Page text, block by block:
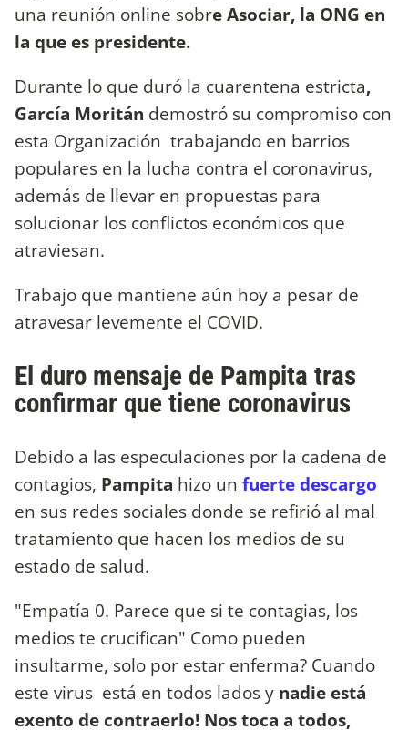
una reunión online sobre Asociar, la ONG en
la que es presidente.
Durante lo que duró la cuarentena estricta,
García Moritán demostró su compromiso con
esta Organización trabajando en barrios
populares en la lucha contra el coronavirus,
además de llevar en propuestas para
solucionar los conflictos económicos que
atraviesan.
Trabajo que mantiene aún hoy a pesar de
atravesar levemente el COVID.
El duro mensaje de Pampita tras
confirmar que tiene coronavirus
Debido a las especulaciones por la cadena de
contagios, Pampita hizo un fuerte descargo
en sus redes sociales donde se refirió al mal
tratamiento que hacen los medios de su
estado de salud.
"Empatía 0. Parece que si te contagias, los
medios te crucifican" Como pueden
insultarme, solo por estar enferma? Cuando
este virus está en todos lados y nadie está
exento de contraerlo! Nos toca a todos,